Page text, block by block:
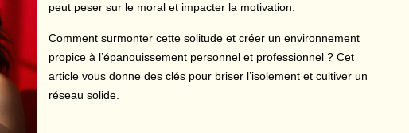
peut peser sur le moral et impacter la motivation.
Comment surmonter cette solitude et créer un environnement
propice à l’épanouissement personnel et professionnel ? Cet
article vous donne des clés pour briser l’isolement et cultiver un
réseau solide.